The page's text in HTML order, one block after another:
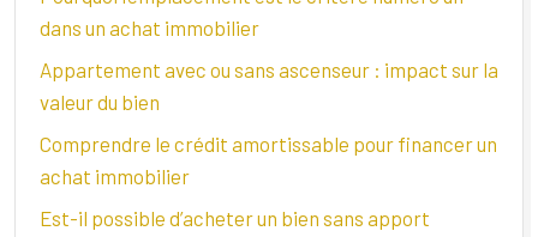
dans un achat immobilier
Appartement avec ou sans ascenseur : impact sur la
valeur du bien
Comprendre le crédit amortissable pour financer un
achat immobilier
Est-il possible d’acheter un bien sans apport